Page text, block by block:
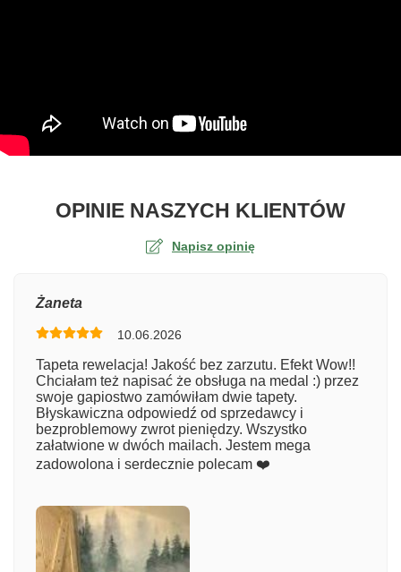
OPINIE NASZYCH KLIENTÓWO
Napisz opinię
Numer zamówienia
Imię
Żaneta
10.06.2026
Tapeta rewelacja! Jakość bez zarzutu. Efekt Wow!!
Chciałam też napisać że obsługa na medal :) przez
swoje gapiostwo zamówiłam dwie tapety.
Błyskawiczna odpowiedź od sprzedawcy i
bezproblemowy zwrot pieniędzy. Wszystko
załatwione w dwóch mailach. Jestem mega
zadowolona i serdecznie polecam ❤️